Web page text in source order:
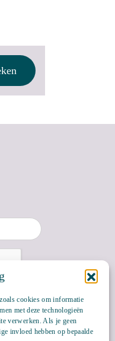
cookies om informatie
met deze technologieën
verwerken. Als je geen
invloed hebben op bepaalde